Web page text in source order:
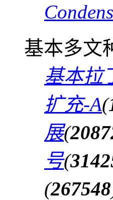
基本多文
基本拉
扩充-A(
展(
号(
(267548